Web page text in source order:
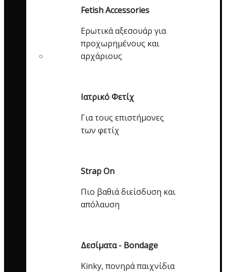
Fetish Accessories
Ερωτικά αξεσουάρ για
προχωρημένους και
αρχάριους
Ιατρικό Φετίχ
Για τους επιστήμονες
των φετίχ
Strap On
Πιο βαθιά διείσδυση και
απόλαυση
Δεσίματα - Bondage
Kinky, πονηρά παιχνίδια